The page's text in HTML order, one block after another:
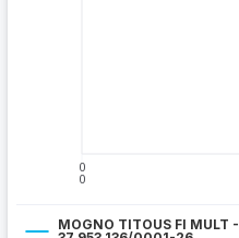
0
0
MOGNO TITOUS FI MULT -